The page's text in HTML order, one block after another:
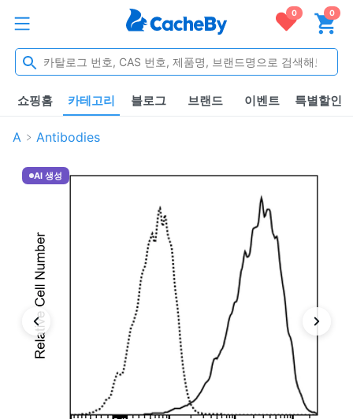
0 0
쇼핑홈 카테고리 블로그 브랜드 이벤트 특별할인
A Antibodies
AI 생성